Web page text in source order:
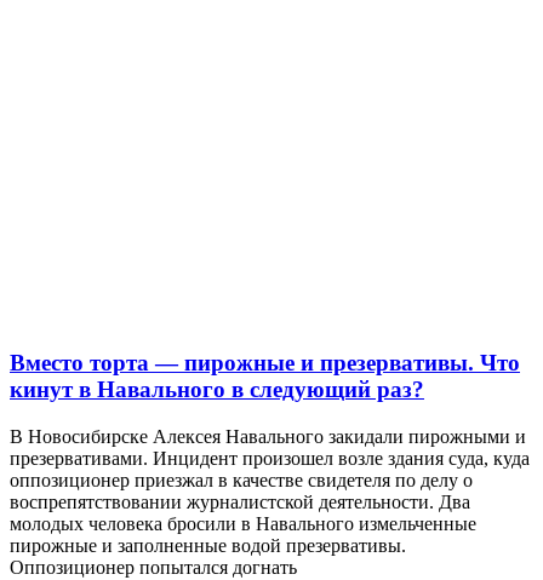
Вместо торта — пирожные и презервативы. Что
кинут в Навального в следующий раз?
В Новосибирске Алексея Навального закидали пирожными и
презервативами. Инцидент произошел возле здания суда, куда
оппозиционер приезжал в качестве свидетеля по делу о
воспрепятствовании журналистской деятельности. Два
молодых человека бросили в Навального измельченные
пирожные и заполненные водой презервативы.
Оппозиционер попытался догнать